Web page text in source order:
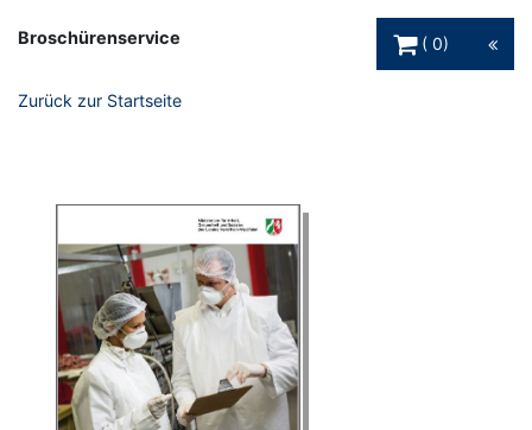
Broschürenservice
0
Zurück zur Startseite